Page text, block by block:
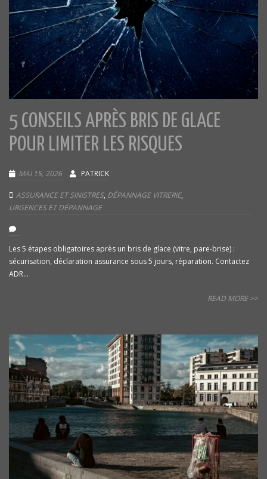
5 CONSEILS APRÈS BRIS DE GLACE
POUR LIMITER LES RISQUES
MAI 15, 2026 PATRICK
ASSURANCE ET SINISTRES, DÉPANNAGE VITRERIE,
URGENCES ET DÉPANNAGE
Les 5 étapes obligatoires après un bris de glace (vitre, pare-brise) :
sécurisation, déclaration assurance sous 5 jours, réparation. Contactez
ADR...
READ MORE >>